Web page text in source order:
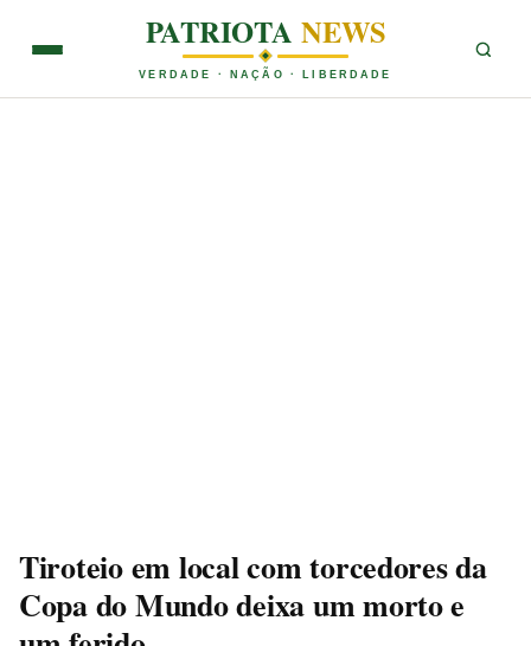
PATRIOTANEWS
VERDADE · NAÇÃO · LIBERDADE
Tiroteio em local com torcedores da
Copa do Mundo deixa um morto e